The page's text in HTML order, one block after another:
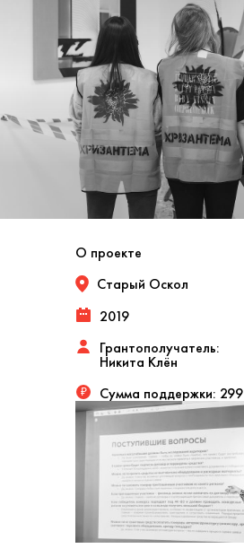
О проекте
Старый Оскол
2019
Грантополучатель:
Никита Клён
₽ Сумма поддержки: